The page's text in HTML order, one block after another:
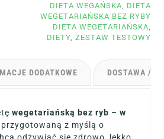
DIETA WEGAŃSKA, DIETA
WEGETARIAŃSKA BEZ RYBY
DIETA WEGETARIAŃSKA,
DIETY, ZESTAW TESTOWY
DODATKOWE DOSTAWA /
wegetariańską bez ryb – w
przygotowaną z myślą o